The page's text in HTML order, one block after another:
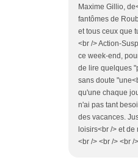
Maxime Gillio,
fantômes de
et tous ceux que
<br /> Action-
ce week-end,
de lire quelques
sans doute
qu'une chaque
n'ai pas tant
des vacances.
loisirs<br /> et de
<br /> <br /> <br /